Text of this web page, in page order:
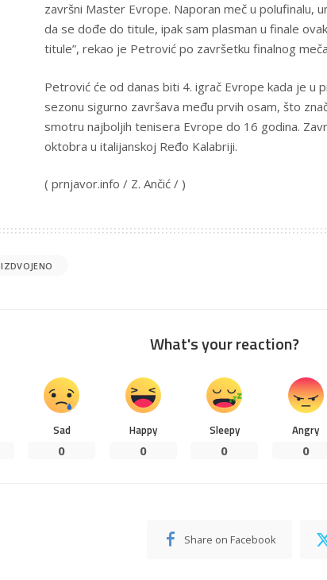
završni Master Evrope. Naporan meč u polufinalu,
da se dođe do titule, ipak sam plasman u finale
titule”, rekao je Petrović po završetku finalnog
Petrović će od danas biti 4. igrač Evrope kada je u
sezonu sigurno završava među prvih osam, što
smotru najboljih tenisera Evrope do 16 godina.
oktobra u italijanskoj Ređo Kalabriji.
( prnjavor.info / Z. Ančić / )
IZDVOJENO
What's your reaction?
Sad
0
Happy
0
Sleepy
0
Angry
0
Share on Facebook